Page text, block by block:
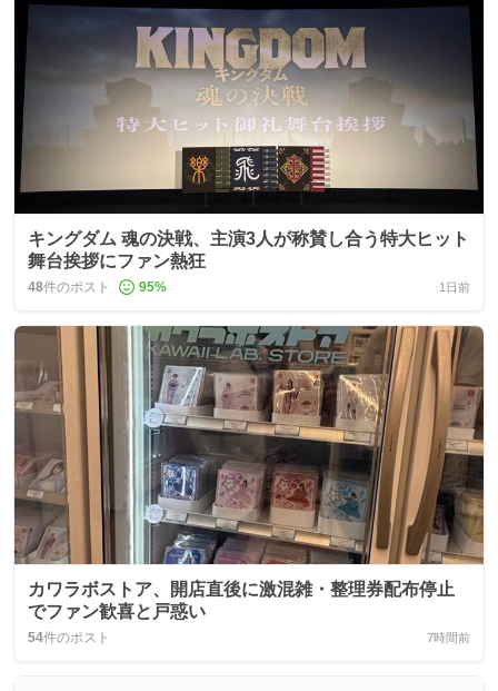
キングダム 魂の決戦、主演3人が称賛し合う特大ヒット
舞台挨拶にファン熱狂
48件のポスト 95% 1日前
カワラボストア、開店直後に激混雑・整理券配布停止
でファン歓喜と戸惑い
54件のポスト 7時間前